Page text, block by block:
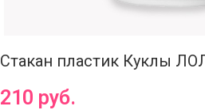
Стакан пластик Куклы
210 руб.